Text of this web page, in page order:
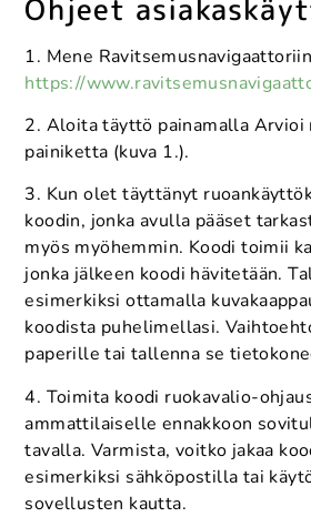
Ohjeet
1. Mene
https://
2. Aloita täyttö painamalla Arvioi
painiketta (kuva 1.).
3. Kun olet täyttänyt
koodin, jonka avulla pääset
myös myöhemmin. Koodi toimii
jonka jälkeen koodi hävitetään.
esimerkiksi ottamalla
koodista puhelimellasi.
paperille tai tallenna se
4. Toimita koodi ruokavalio-
ammattilaiselle ennakkoon
tavalla. Varmista, voitko jakaa
esimerkiksi sähköpostilla tai
sovellusten kautta.